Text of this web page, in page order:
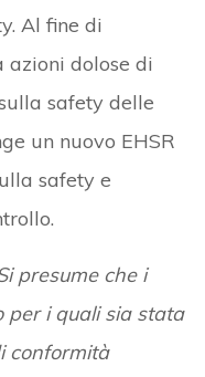
Al fine di
dolose di
safety delle
un nuovo EHSR
safety e
presume che i
per i quali sia stata
conformità